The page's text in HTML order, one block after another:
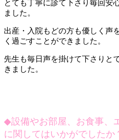
とても丁寧に診て下さり毎回安
ました。
出産・入院もどの方も優しく声
く過ごすことができました。
先生も毎日声を掛けて下さりと
きました。
◆設備やお部屋、お食事、
に関してはいかがでしたか